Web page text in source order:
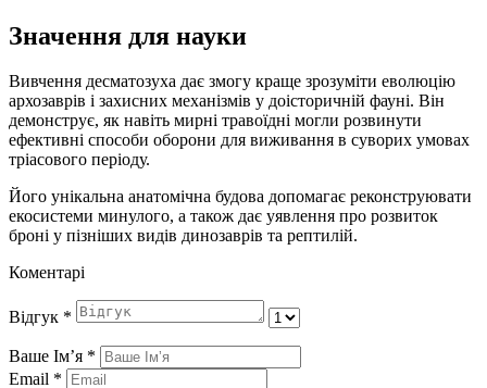
Значення для науки
Вивчення десматозуха дає змогу краще зрозуміти еволюцію
архозаврів і захисних механізмів у доісторичній фауні. Він
демонструє, як навіть мирні травоїдні могли розвинути
ефективні способи оборони для виживання в суворих умовах
тріасового періоду.
Його унікальна анатомічна будова допомагає реконструювати
екосистеми минулого, а також дає уявлення про розвиток
броні у пізніших видів динозаврів та рептилій.
Коментарі
Відгук *
Ваше Імʼя *
Email *